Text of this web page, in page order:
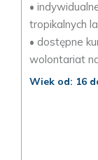
•
tropikalnych
• dostępne
wolontariat
Wiek od: 16